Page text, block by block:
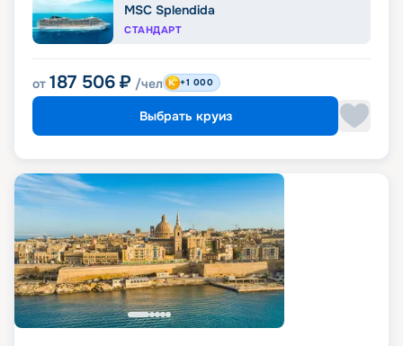
MSC Splendida
СТАНДАРТ
от 187 506 ₽ /чел +1 000
Выбрать круиз